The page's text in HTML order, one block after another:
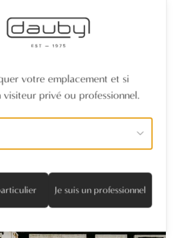
Officer
showroom et laissez-vous inspirer
votre emplacement et si
visiteur privé ou professionnel.
Je suis un professionnel